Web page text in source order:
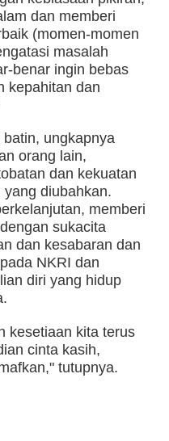
dan memberi
(momen-momen
masalah
benar ingin bebas
kepahitan dan
ungkapnya
orang lain,
dan kekuatan
diubahkan.
memberi
sukacita
dan kesabaran dan
NKRI dan
diri yang hidup
kesetiaan kita terus
cinta kasih,
tutupnya.